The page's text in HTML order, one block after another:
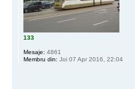
133
Mesaje: 4861
Membru din: Joi 07 Apr 2016, 22:04